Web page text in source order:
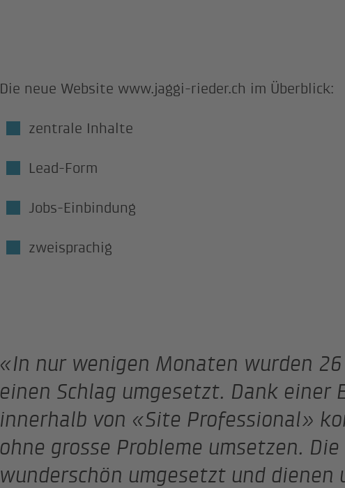
Die neue Website www.jaggi-rieder.ch im Überblick:
zentrale Inhalte
Lead-Form
Jobs-Einbindung
zweisprachig
«In nur wenigen Monaten wurden
einen Schlag umgesetzt. Dank einer
innerhalb von «Site Professional»
ohne grosse Probleme umsetzen.
wunderschön umgesetzt und dienen